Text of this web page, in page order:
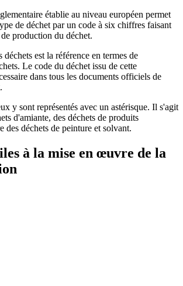
établie au niveau européen permet
de déchet par un code à six chiffres faisant
production du déchet.
est la référence en termes de
Le code du déchet issu de cette
dans tous les documents officiels de
y sont représentés avec un astérisque. Il s'agit
d'amiante, des déchets de produits
des déchets de peinture et solvant.
à la mise en œuvre de la